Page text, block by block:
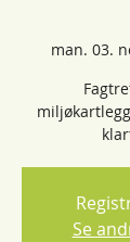
man. 03.
Se